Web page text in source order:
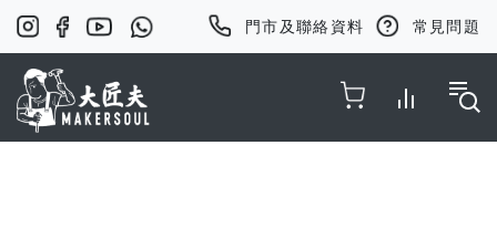
門市及聯絡資料 常見問題